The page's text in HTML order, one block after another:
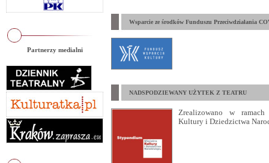
Partnerzy medialni
Wsparcie ze środków Funduszu Przeciwdziałania
NADSPODZIEWANY UŻYTEK Z TEATRU
Zrealizowano w
Kultury i Dziedzictwa